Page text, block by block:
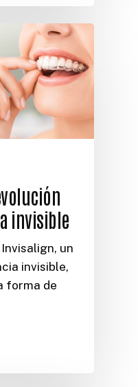
invisible
un
invisible,
forma de